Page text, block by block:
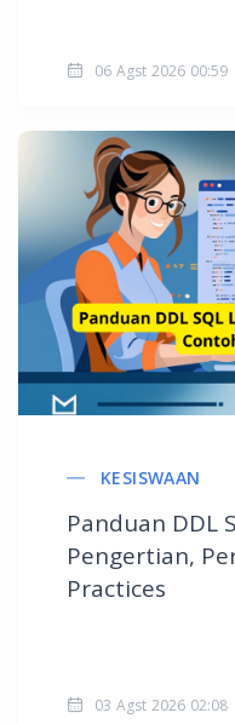
06 Agst 2026 00:59
KESISWAAN
Panduan DDL
Pengertian,
Practices
03 Agst 2026 02:08